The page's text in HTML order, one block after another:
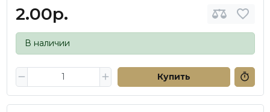
2.00р.
В наличии
Купить